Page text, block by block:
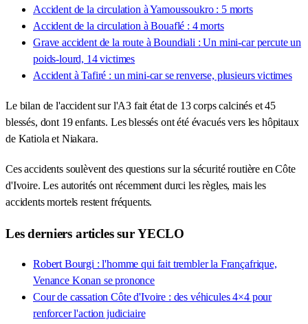
Accident de la circulation à Yamoussoukro : 5 morts
Accident de la circulation à Bouaflé : 4 morts
Grave accident de la route à Boundiali : Un mini-car percute un
poids-lourd, 14 victimes
Accident à Tafiré : un mini-car se renverse, plusieurs victimes
Le bilan de l'accident sur l'A3 fait état de 13 corps calcinés et 45
blessés, dont 19 enfants. Les blessés ont été évacués vers les hôpitaux
de Katiola et Niakara.
Ces accidents soulèvent des questions sur la sécurité routière en Côte
d'Ivoire. Les autorités ont récemment durci les règles, mais les
accidents mortels restent fréquents.
Les derniers articles sur YECLO
Robert Bourgi : l'homme qui fait trembler la Françafrique,
Venance Konan se prononce
Cour de cassation Côte d'Ivoire : des véhicules 4×4 pour
renforcer l'action judiciaire